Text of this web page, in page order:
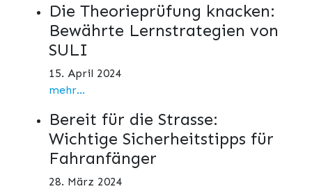
Die Theorieprüfung knacken:
Bewährte Lernstrategien von
SULI
15. April 2024
mehr...
Bereit für die Strasse:
Wichtige Sicherheitstipps für
Fahranfänger
28. März 2024